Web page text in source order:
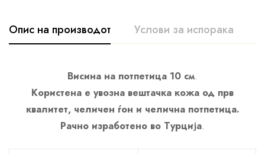
Опис на производот Услови за испорака
Висина на потпетица 10 см.
Користена е увозна вештачка кожа од прв
квалитет, челичен ѓон и челична потпетица.
Рачно изработено во Турција.